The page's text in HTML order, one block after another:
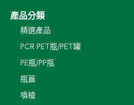
產品分類
精選產品
PCR PET瓶/PET罐
PE瓶/PP瓶
瓶蓋
噴槍